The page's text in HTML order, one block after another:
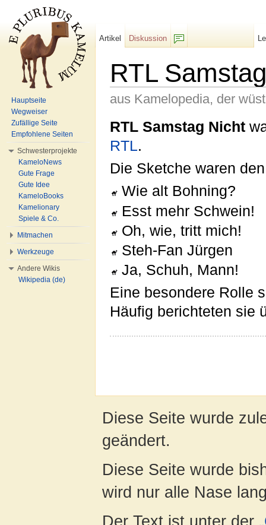
RTL
aus Kamelopedia, der
RTL Samstag Nicht
RTL.
Die Sketche waren
Wie alt Bohning?
Esst mehr Schwein!
Oh, wie, tritt mich!
Steh-Fan Jürgen
Ja, Schuh, Mann!
Eine besondere Rolle
Häufig berichteten sie
Artikel
Diskussion
Hauptseite
Wegweiser
Zufällige Seite
Empfohlene Seiten
Schwesterprojekte
KameloNews
Gute Frage
Gute Idee
KameloBooks
Kamelionary
Spiele & Co.
Mitmachen
Werkzeuge
Andere Wikis
Wikipedia (de)
Diese Seite wurde
geändert.
Diese Seite wurde
wird nur alle Nase
Der Text ist unter der